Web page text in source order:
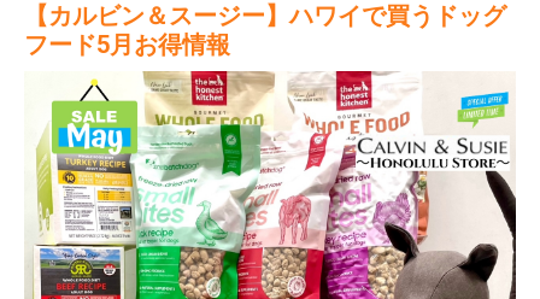
【カルビン＆スージー】ハワイで買うドッグ
フード5月お得情報